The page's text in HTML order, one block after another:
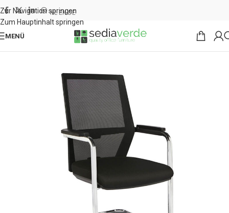
Zur Navigation springen
Zum Hauptinhalt springen
NL ENDE
MENÜ